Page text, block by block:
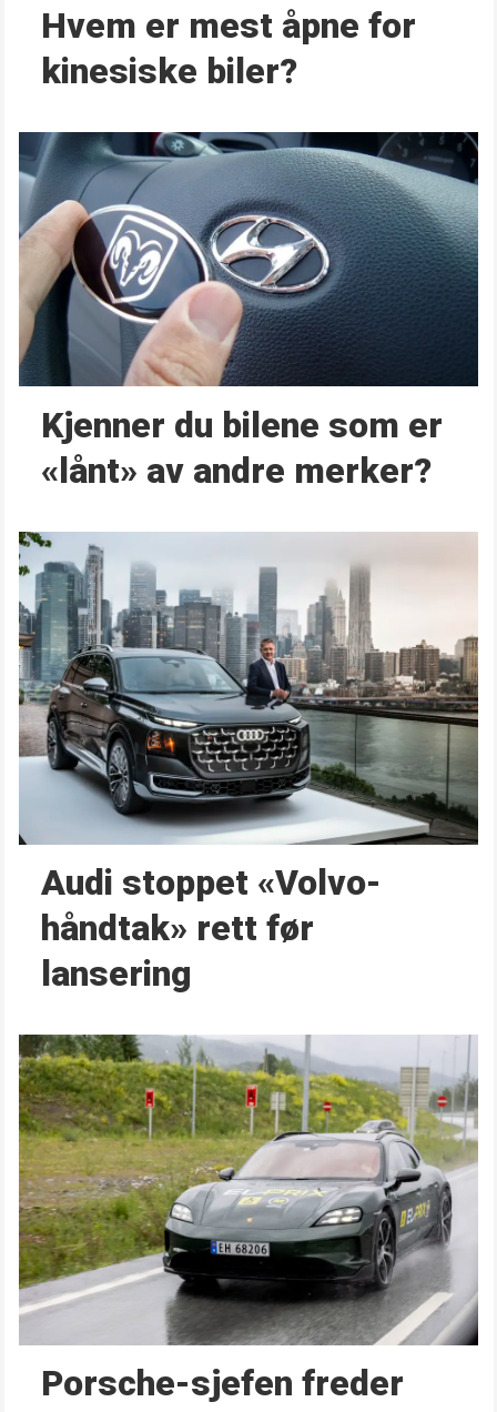
Hvem er mest åpne for
kinesiske biler?
Kjenner du bilene som er
«lånt» av andre merker?
Audi stoppet «Volvo-
håndtak» rett før
lansering
Porsche-sjefen freder